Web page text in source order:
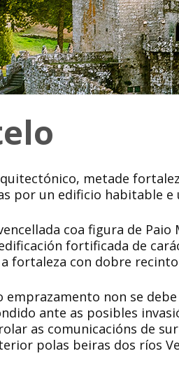
metade
por un edificio habitable
coa figura de
fortificada de
fortaleza con dobre
emprazamento non se
ante as posibles
as comunicacións de
polas beiras dos ríos